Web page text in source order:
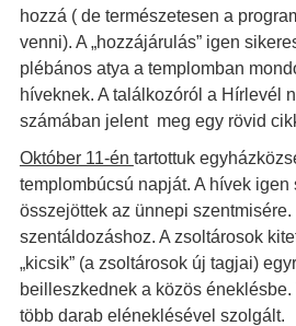
hozzá ( de természetesen a
venni). A „hozzájárulás” igen
plébános atya a templomban
híveknek. A találkozóról a Hírlevél
számában jelent meg egy rövid
Október 11-én tartottuk
templombúcsú napját. A hívek igen
összejöttek az ünnepi
szentáldozáshoz. A zsoltárosok
„kicsik” (a zsoltárosok új tagjai)
beilleszkednek a közös
több darab eléneklésével szolgált.